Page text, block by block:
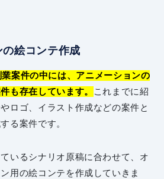
絵コンテ作成
案件の中には、アニメーションの
も存在しています。
これまでに紹
ロゴ、イラスト作成などの案件と
る案件です。
いるシナリオ原稿に合わせて、オ
用の絵コンテを作成していきま